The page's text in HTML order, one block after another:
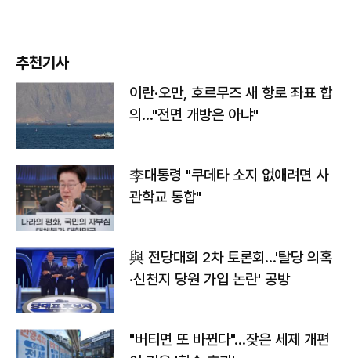
추천기사
이란·오만, 호르무즈 새 항로 좌표 합
의…"전면 개방은 아냐"
李대통령 "쿠데타 소지 없애려면 사
관학교 통합"
與 전당대회 2차 토론회…'탈당 의혹
·신천지 당원 가입 논란' 공방
"버티면 또 바뀐다"…잦은 세제 개편